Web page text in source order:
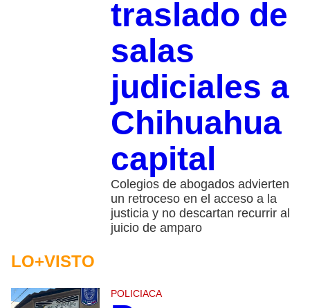
traslado de
salas
judiciales a
Chihuahua
capital
Colegios de abogados advierten
un retroceso en el acceso a la
justicia y no descartan recurrir al
juicio de amparo
LO+VISTO
POLICIACA